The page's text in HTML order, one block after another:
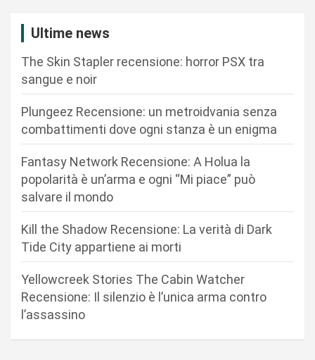
Ultime news
The Skin Stapler recensione: horror PSX tra
sangue e noir
Plungeez Recensione: un metroidvania senza
combattimenti dove ogni stanza è un enigma
Fantasy Network Recensione: A Holua la
popolarità è un’arma e ogni “Mi piace” può
salvare il mondo
Kill the Shadow Recensione: La verità di Dark
Tide City appartiene ai morti
Yellowcreek Stories The Cabin Watcher
Recensione: Il silenzio è l’unica arma contro
l’assassino